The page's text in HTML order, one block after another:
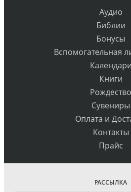
Аудио
Библии
Бонусы
Вспомогательная
Календари
Книги
Рождество
Сувениры
Оплата и
Контакты
Прайс
РАССЫЛКА